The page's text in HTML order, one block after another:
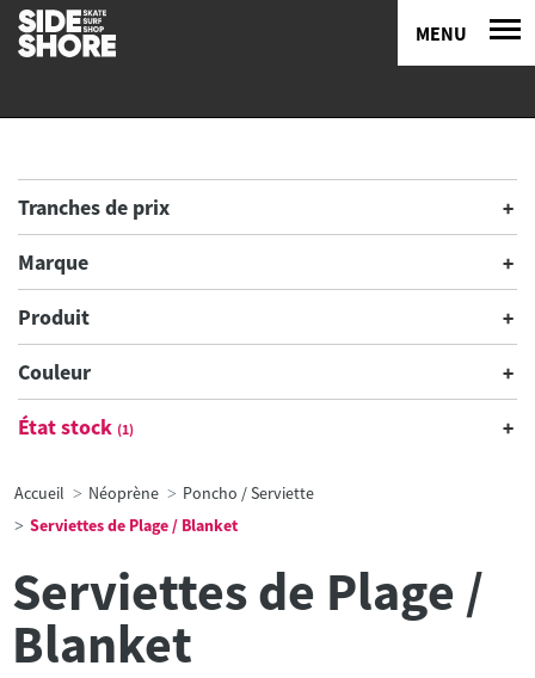
MENU
Tranches de prix
Marque
Produit
Couleur
État stock (1)
Accueil Néoprène
Poncho / Serviette
Serviettes de Plage / Blanket
Serviettes de Plage /
Blanket